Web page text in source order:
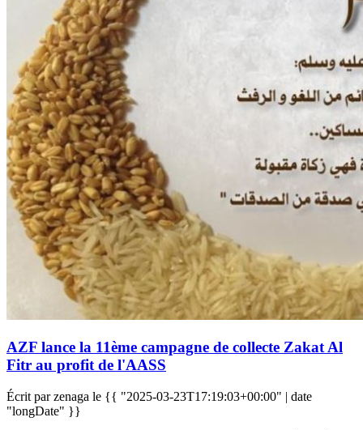
AZF lance la 11ème campagne de collecte Zakat Al
Fitr au profit de l'AASS
Écrit par zenaga le {{ "2025-03-23T17:19:03+00:00" | date
"longDate" }}